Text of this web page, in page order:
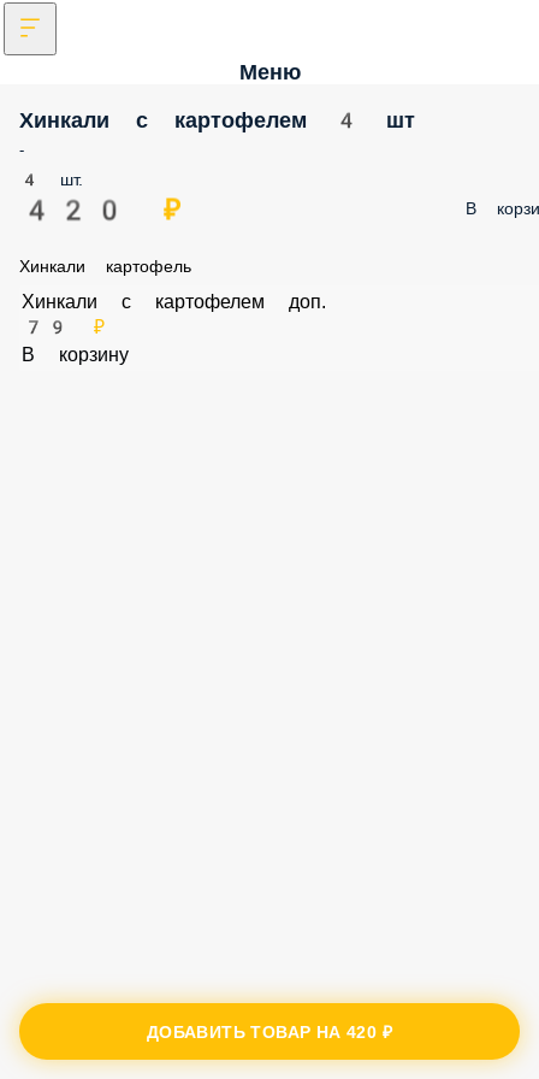
Меню
Хинкали с картофелем 4 шт
-
4 шт.
420 ₽ В
Хинкали картофель
Хинкали с картофелем доп.
79 ₽
В корзину
ДОБАВИТЬ ТОВАР НА420 ₽